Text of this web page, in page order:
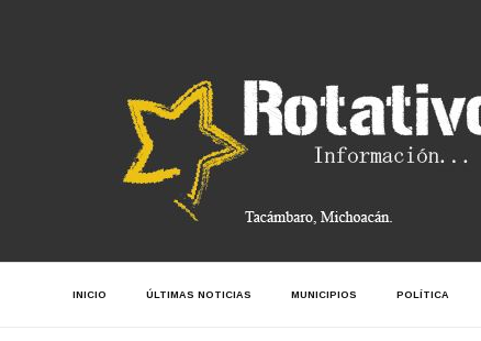
INICIO ÚLTIMAS NOTICIAS MUNICIPIOS POLÍTICA